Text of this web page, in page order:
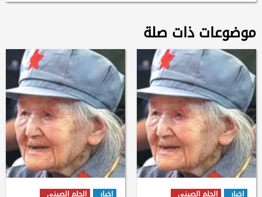
موضوعات ذات صلة
اخبار الحلم الصيني اخبار الحلم الصيني